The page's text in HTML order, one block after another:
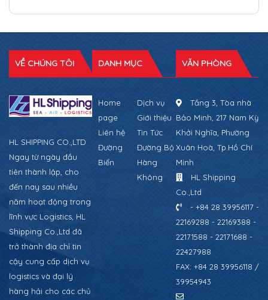
VỀ CHÚNG TÔI
HL SHIPPING CO.,LTD
Ngay từ ngày đầu
tiên thành lập, cho
đến nay sau nhiều
năm hoạt động trong
lĩnh vực Logistics, HL
Shipping Co.,Ltd đã
trở thành địa chỉ tin
cậy cung cấp dịch vụ
logistics và đại lý
hàng hải cho các chủ
DANH MỤC
Home
page
Dịch vụ
Giới thiệu
Liên hệ
Tin Tức
Đường
Biển
Đường Bộ
Hàng
Không
VĂN PHÒNG
Tầng 3, Tòa nhà
Bảo Minh, 217 Nam Kỳ
Khởi Nghĩa, Phường
Xuân Hoà, Tp.Hồ Chí
Minh
HL Shipping
Co.,Ltd
- +84 28 39956117 -
22169288 - 22169388 -
22171588 - 22171688 -
22427988
FAX: +84 28 39956118 /
39954943